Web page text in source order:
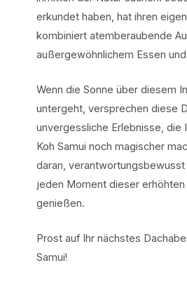
erkundet haben, hat ihren
kombiniert atemberaubende
außergewöhnlichem Essen
Wenn die Sonne über diesem
untergeht, versprechen diese
unvergessliche Erlebnisse, die
Koh Samui noch magischer
daran, verantwortungsbewusst
jeden Moment dieser erhöhten
genießen.
Prost auf Ihr nächstes
Samui!